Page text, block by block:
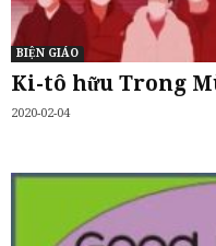
BIỆN GIÁO
Ki-tô hữu Trong
2020-02-04